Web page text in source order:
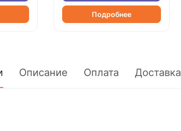
Подробнее
Описание Оплата Доставка